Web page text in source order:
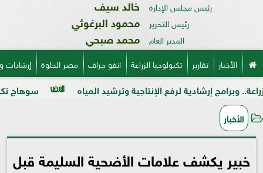
رئيس مجلس الإدارة خالد سيف
رئيس التحرير محمود البرغوثي
المدير العام محمد صبحي
الأخبار تقارير تكنولوجيا الزراعة انفو جراف مصر الحلوة
سوهاج تكتسي بالذهب الأصفر.. توريد 190 ألف طن لرفع الإنتاجية وترشيد المياه
الأخبار
خبير يكشف علامات الأضحية السليمة قبل